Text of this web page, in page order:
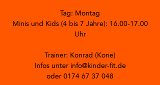
Tag: Montag
Minis und Kids (4 bis 7 Jahre): 16.00-17.00
Uhr
Trainer: Konrad (Kone)
Infos unter info@kinder-fit.de
oder 0174 67 37 048